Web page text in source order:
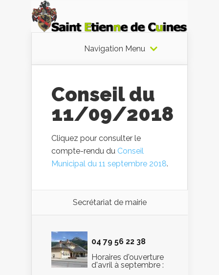
Navigation Menu
Conseil du
11/09/2018
Cliquez pour consulter le
compte-rendu du Conseil
Municipal du 11 septembre 2018.
Secrétariat de mairie
04 79 56 22 38
Horaires d'ouverture
d'avril à septembre :